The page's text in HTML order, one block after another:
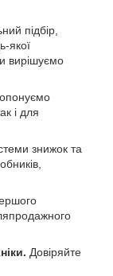
підбір,
якої
вирішуємо
і для
знижок та
Довіряйте